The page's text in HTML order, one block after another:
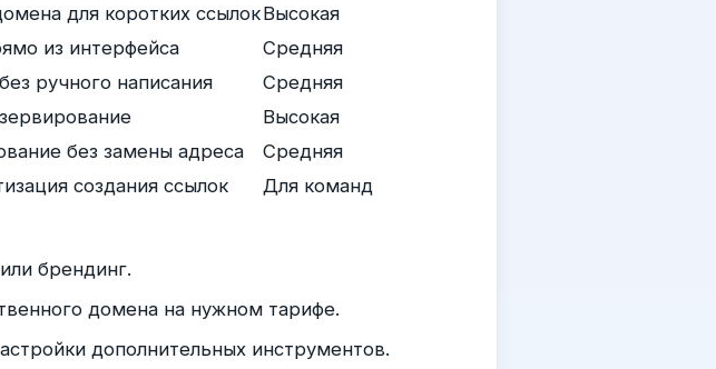
для коротких ссылокВысокая
из интерфейса
Средняя
ручного написания
Средняя
Высокая
без замены адреса
Средняя
создания ссылок
Для команд
брендинг.
домена на нужном тарифе.
дополнительных инструментов.